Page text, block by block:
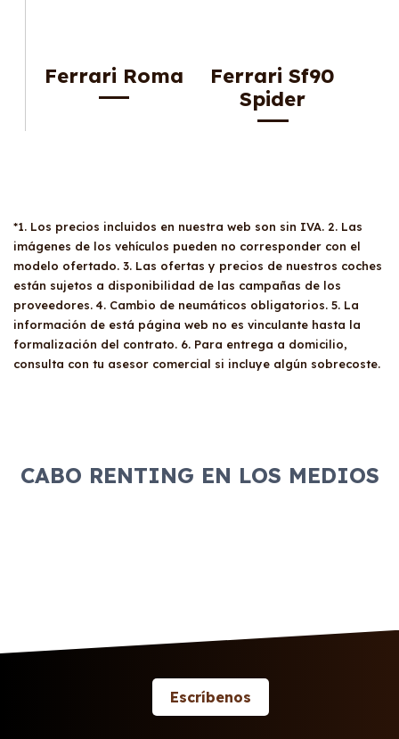
Ferrari Roma
Ferrari Sf90
Spider
*1. Los precios incluidos en nuestra web son sin IVA. 2. Las
imágenes de los vehículos pueden no corresponder con el
modelo ofertado. 3. Las ofertas y precios de nuestros coches
están sujetos a disponibilidad de las campañas de los
proveedores. 4. Cambio de neumáticos obligatorios. 5. La
información de está página web no es vinculante hasta la
formalización del contrato. 6. Para entrega a domicilio,
consulta con tu asesor comercial si incluye algún sobrecoste.
CABO RENTING EN LOS MEDIOS
Escríbenos